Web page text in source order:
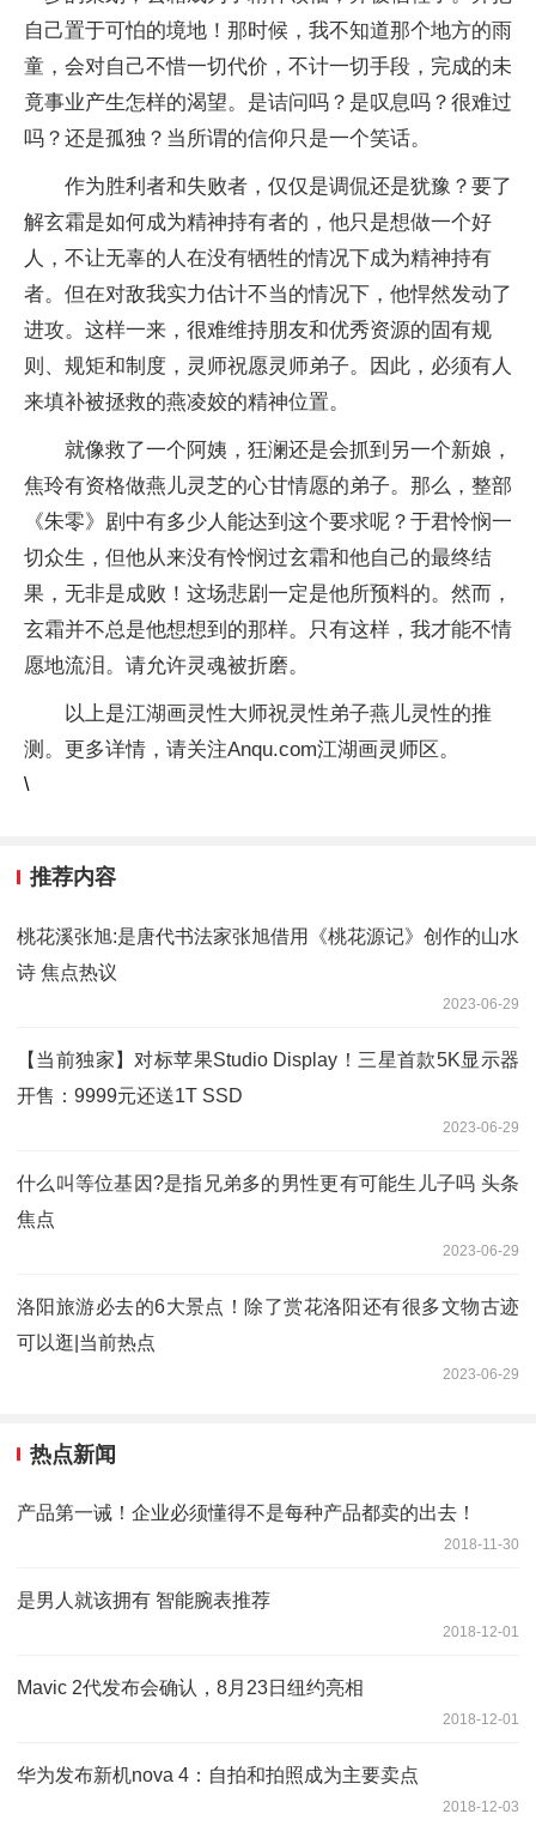
自己置于可怕的境地！那时候，我不知道那个地方的雨
童，会对自己不惜一切代价，不计一切手段，完成的未
竟事业产生怎样的渴望。是诘问吗？是叹息吗？很难过
吗？还是孤独？当所谓的信仰只是一个笑话。
作为胜利者和失败者，仅仅是调侃还是犹豫？要了
解玄霜是如何成为精神持有者的，他只是想做一个好
人，不让无辜的人在没有牺牲的情况下成为精神持有
者。但在对敌我实力估计不当的情况下，他悍然发动了
进攻。这样一来，很难维持朋友和优秀资源的固有规
则、规矩和制度，灵师祝愿灵师弟子。因此，必须有人
来填补被拯救的燕凌姣的精神位置。
就像救了一个阿姨，狂澜还是会抓到另一个新娘，
焦玲有资格做燕儿灵芝的心甘情愿的弟子。那么，整部
《朱零》剧中有多少人能达到这个要求呢？于君怜悯一
切众生，但他从来没有怜悯过玄霜和他自己的最终结
果，无非是成败！这场悲剧一定是他所预料的。然而，
玄霜并不总是他想想到的那样。只有这样，我才能不情
愿地流泪。请允许灵魂被折磨。
以上是江湖画灵性大师祝灵性弟子燕儿灵性的推
测。更多详情，请关注Anqu.com江湖画灵师区。
\
推荐内容
桃花溪张旭:是唐代书法家张旭借用《桃花源记》创作的山水
诗 焦点热议
2023-06-29
【当前独家】对标苹果Studio Display！三星首款5K显示器
开售：9999元还送1T SSD
2023-06-29
什么叫等位基因?是指兄弟多的男性更有可能生儿子吗 头条
焦点
2023-06-29
洛阳旅游必去的6大景点！除了赏花洛阳还有很多文物古迹
可以逛|当前热点
2023-06-29
热点新闻
产品第一诫！企业必须懂得不是每种产品都卖的出去！
2018-11-30
是男人就该拥有 智能腕表推荐
2018-12-01
Mavic 2代发布会确认，8月23日纽约亮相
2018-12-01
华为发布新机nova 4：自拍和拍照成为主要卖点
2018-12-03